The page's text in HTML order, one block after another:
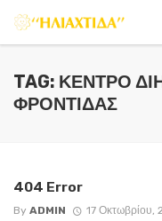
TAG: ΚΈΝΤΡΟ
ΦΡΟΝΤΊΔΑΣ
404 Error
By ADMIN 17 Οκτωβρίου,